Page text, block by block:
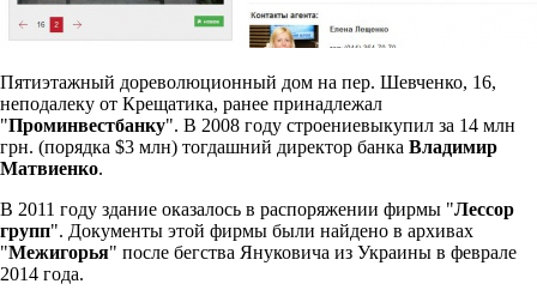
Пятиэтажный дореволюционный дом на пер. Шевченко, 16,
неподалеку от Крещатика, ранее принадлежал
"Проминвестбанку". В 2008 году строениевыкупил за 14 млн
грн. (порядка $3 млн) тогдашний директор банка Владимир
Матвиенко.
В 2011 году здание оказалось в распоряжении фирмы "Лессор
групп". Документы этой фирмы были найдено в архивах
"Межигорья" после бегства Януковича из Украины в феврале
2014 года.